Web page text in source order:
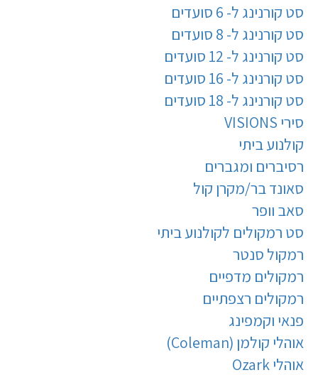
סט קורנינג ל- 6 סועדים
סט קורנינג ל- 8 סועדים
סט קורנינג ל- 12 סועדים
סט קורנינג ל- 16 סועדים
סט קורנינג ל- 18 סועדים
סירי VISIONS
קולנוע ביתי
רסיברים ומגברים
סאונד בר/מקרן קול
סאב וופר
סט רמקולים לקולנוע ביתי
רמקול סנטר
רמקולים מדפיים
רמקולים רצפתיים
פנאי וקמפינג
אוהלי קולמן (Coleman)
אוהלי Ozark